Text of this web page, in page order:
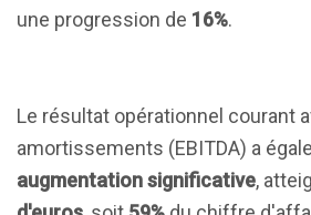
une progression de 16%.
Le résultat opérationnel courant
amortissements (EBITDA) a
augmentation significative,